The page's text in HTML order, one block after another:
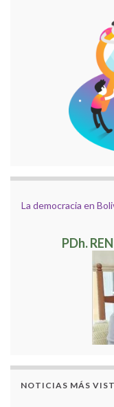
La democracia en
PDh.
NOTICIAS MÁS